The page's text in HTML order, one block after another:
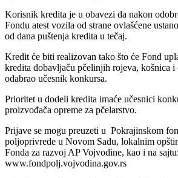
Korisnik kredita je u obavezi da nakon
Fondu atest vozila od strane ovlašćene
od dana puštenja kredita u tečaj.
Kredit će biti realizovan tako što će Fond
kredita dobavljaču pčelinjih rojeva, košnica i
odabrao učesnik konkursa.
Prioritet u dodeli kredita imaće učesnici
proizvođača opreme za pčelarstvo.
Prijave se mogu preuzeti u Pokrajinskom
poljoprivrede u Novom Sadu, lokalnim
Fonda za razvoj AP Vojvodine, kao i na sajtu:
www.fondpolj.vojvodina.gov.rs